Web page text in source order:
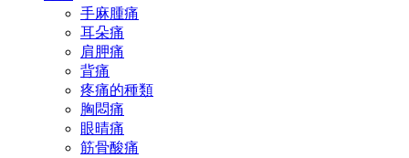
手麻腫痛
耳朵痛
肩胛痛
背痛
疼痛的種類
胸悶痛
眼晴痛
筋骨酸痛